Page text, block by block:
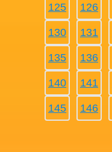
125 126
130 131
135 136
140 141
145 146